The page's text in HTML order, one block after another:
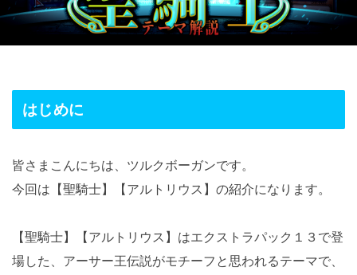
はじめに
皆さまこんにちは、ツルクボーガンです。
今回は【聖騎士】【アルトリウス】の紹介になります。
【聖騎士】【アルトリウス】はエクストラパック１３で登
場した、アーサー王伝説がモチーフと思われるテーマで、